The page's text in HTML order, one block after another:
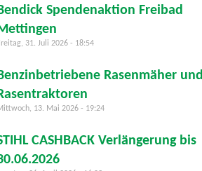
Spendenaktion Freibad
31. Juli 2026 - 18:54
Rasenmäher und
13. Mai 2026 - 19:24
CASHBACK Verlängerung bis